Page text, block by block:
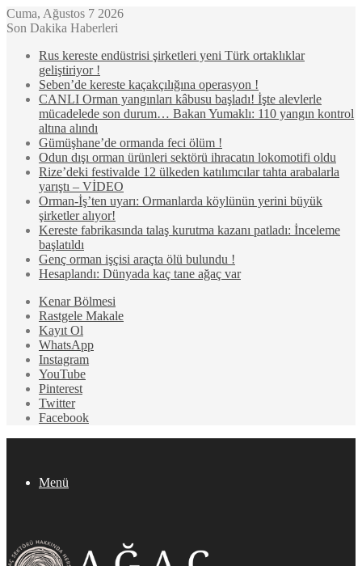
Cuma, Ağustos 7 2026
Son Dakika Haberleri
Rus kereste endüstrisi şirketleri yeni Türk ortaklıklar
geliştiriyor !
Seben’de kereste kaçakçılığına operasyon !
CANLI Orman yangınları kâbusu başladı! İşte alevlerle
mücadelede son durum… Bakan Yumaklı: 110 yangın kontrol
altına alındı
Gümüşhane’de ormanda feci ölüm !
Odun dışı orman ürünleri sektörü ihracatın lokomotifi oldu
Rize’deki festivalde 12 ülkeden katılımcılar tahta arabalarla
yarıştı – VİDEO
Orman-İş’ten uyarı: Ormanlarda köylünün yerini büyük
şirketler alıyor!
Kereste fabrikasında talaş kurutma kazanı patladı: İnceleme
başlatıldı
Genç orman işçisi araçta ölü bulundu !
Hesaplandı: Dünyada kaç tane ağaç var
Kenar Bölmesi
Rastgele Makale
Kayıt Ol
WhatsApp
Instagram
YouTube
Pinterest
Twitter
Facebook
Menü